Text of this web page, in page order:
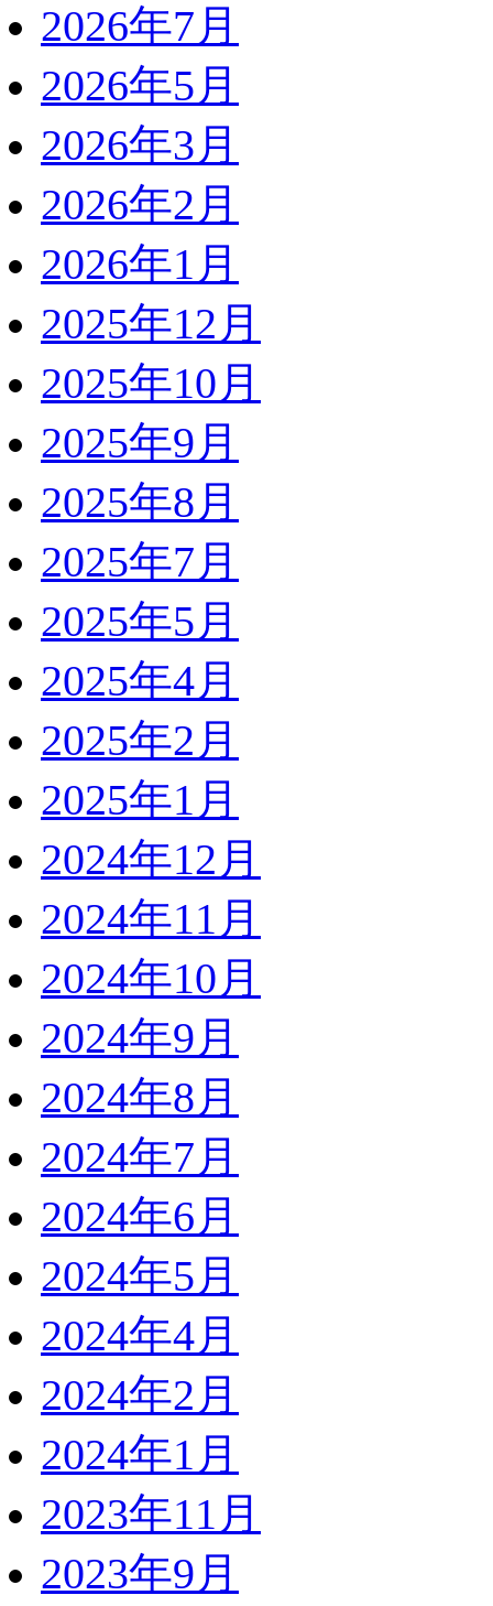
2026年7月
2026年5月
2026年3月
2026年2月
2026年1月
2025年12月
2025年10月
2025年9月
2025年8月
2025年7月
2025年5月
2025年4月
2025年2月
2025年1月
2024年12月
2024年11月
2024年10月
2024年9月
2024年8月
2024年7月
2024年6月
2024年5月
2024年4月
2024年2月
2024年1月
2023年11月
2023年9月